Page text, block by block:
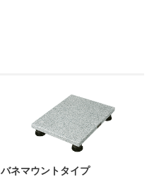
バネマウントタイプ